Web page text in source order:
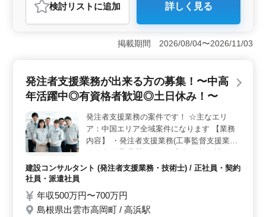
おすすめポイント
＜中高年の方に最適な環境＞ この求人は50代、60代の
方が多く活躍している職場です。長年の土木施工管理や
発注者支援業務の経験を活かし、即戦力として働ける環
充実した福利厚生＞ 年収が500万円から700万円と高待
遇であり、さらに社宅が完備されているため、住まいの
されます。社会保険も完備されており、長期的に安心し
て働ける環境です。 ＜多様な業務内容とキャリアア
ップの機会＞ 業務内容は発注者支援業務を中心に、工
事管理や施工計画、設計変更など多岐にわたります。関
東全域の案件に携わる機会があり、スキルアップやキャ
リアの幅を広げるチャンスがあります。
検討リスト に追加 詳しく見る
掲載期間 2026/08/04〜2026/11/03
発注者支援業務が出来る方の募集！〜中高
年活躍中◎有資格者歓迎◎土日休み！〜
発注者支援業務の案件です！ ☆主なエリ
ア：中国エリア全域案件になります 【業務
内容】 ・発注者支援業務(工事監督支援業務)
積算、設計変更 ・現場での打ち合わせ、
格》 ・技術士(種類不問) ・RCCM(種類不問)
単身用宿舎完備です！ 50代以上で土木施工
建設コンサルタント (発注者支援業務・技術士) / 正社員・契約
社員・派遣社員
年収500万円〜700万円
島根県出雲市高岡町 / 高浜駅